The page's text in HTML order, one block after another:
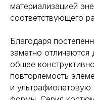
материализацией
соответствующего
Благодаря
заметно отличаются
общее
повторяемость
и